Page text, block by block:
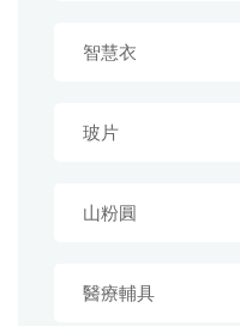
智慧衣
玻片
山粉圓
醫療輔具